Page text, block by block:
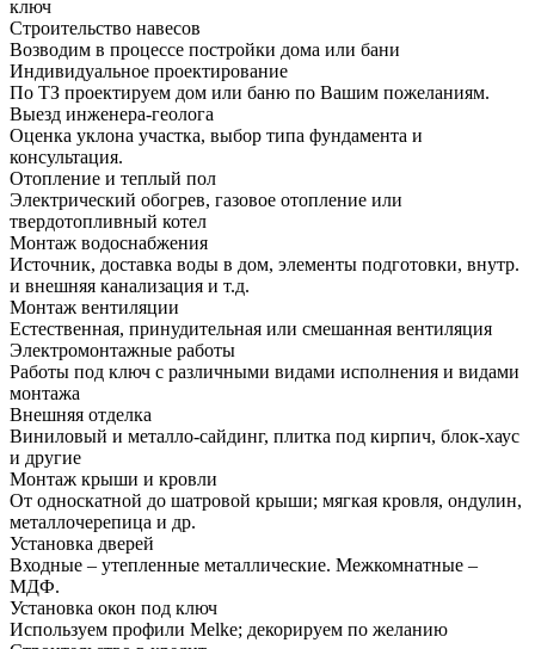
ключ
Строительство навесов
Возводим в процессе постройки дома или бани
Индивидуальное проектирование
По ТЗ проектируем дом или баню по Вашим пожеланиям.
Выезд инженера-геолога
Оценка уклона участка, выбор типа фундамента и
консультация.
Отопление и теплый пол
Электрический обогрев, газовое отопление или
твердотопливный котел
Монтаж водоснабжения
Источник, доставка воды в дом, элементы подготовки, внутр.
и внешняя канализация и т.д.
Монтаж вентиляции
Естественная, принудительная или смешанная вентиляция
Электромонтажные работы
Работы под ключ с различными видами исполнения и видами
монтажа
Внешняя отделка
Виниловый и металло-сайдинг, плитка под кирпич, блок-хаус
и другие
Монтаж крыши и кровли
От односкатной до шатровой крыши; мягкая кровля, ондулин,
металлочерепица и др.
Установка дверей
Входные – утепленные металлические. Межкомнатные –
МДФ.
Установка окон под ключ
Используем профили Melke; декорируем по желанию